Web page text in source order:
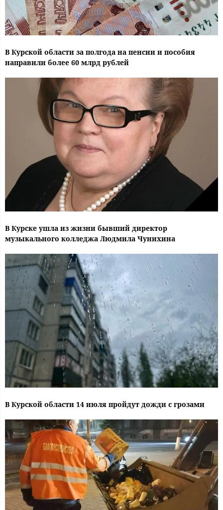
В Курской области за полгода на пенсии и пособия
направили более 60 млрд рублей
В Курске ушла из жизни бывший директор
музыкального колледжа Людмила Чунихина
В Курской области 14 июля пройдут дожди с грозами